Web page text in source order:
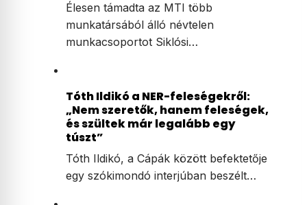
Élesen támadta az MTI több
munkatársából álló névtelen
munkacsoportot Siklósi…
Tóth Ildikó a NER-feleségekről:
„Nem szeretők, hanem feleségek,
és szültek már legalább egy
túszt”
Tóth Ildikó, a Cápák között befektetője
egy szókimondó interjúban beszélt…